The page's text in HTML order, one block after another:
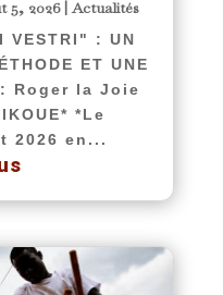
5, 2026|Actualités
VESTRI" : UN
ET UNE
: Roger la Joie
*Le
2026 en...